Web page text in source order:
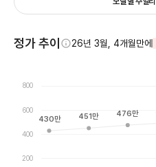
정가 추이 26년 3월, 4개월만에
200
400
600
800
430만 451만 476만